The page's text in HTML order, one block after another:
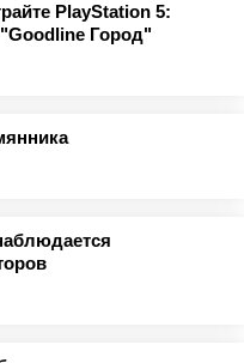
PlayStation 5:
Город"